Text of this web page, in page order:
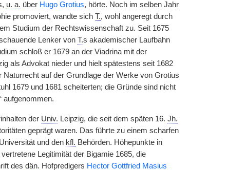
u. a. über Hugo Grotius, hörte. Noch im selben Jahr
promoviert, wandte sich T., wohl angeregt durch
Studium der Rechtswissenschaft zu. Seit 1675
Lenker von T.s akademischer Laufbahn
schloß er 1679 an der Viadrina mit der
als Advokat nieder und hielt spätestens seit 1682
auf der Grundlage der Werke von Grotius
1679 und 1681 scheiterten; die Gründe sind nicht
aufgenommen.
der Univ. Leipzig, die seit dem späten 16. Jh.
geprägt waren. Das führte zu einem scharfen
und den kfl. Behörden. Höhepunkte in
Legitimität der Bigamie 1685, die
des dän. Hofpredigers Hector Gottfried Masius